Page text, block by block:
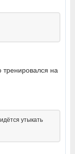
тренировался на
утыкать